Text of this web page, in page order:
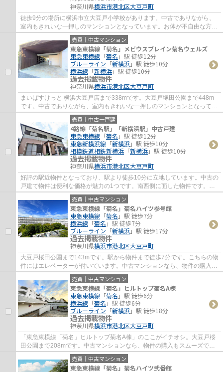
神奈川県横浜市港北区大豆戸町
徒歩9分の場所に横浜市立大豆戸小学校があります。中古でありながら、
室内もきれいな一押しのマンションとなっています。お体が不自由な方で
も、エレベーター付きの物件なので昇り降り...
売買｜中古マンション
東急東横線「菊名」メビウスブレイン菊名ウェルズ
東急東横線 「菊名 」駅 徒歩12分
ブルーライン 「新横浜」駅 徒歩10分
横浜線 「新横浜」駅 徒歩10分
過去掲載物件
神奈川県横浜市港北区大豆戸町
まいばすけっと 横浜大豆戸店まで338mです。大豆戸塚田公園まで448m
です。中古でありながら、室内もきれいな一押しのマンションとなってい
ます。内装と天井を離す二重天井なので上階の...
売買｜中古一戸建
4路線「菊名駅」「新横浜駅」中古戸建
東急東横線 「菊名 」駅 徒歩12分
東急新横浜線 「新横浜」駅 徒歩10分
相模鉄道相鉄新横浜 「新横浜」駅 徒歩10分
過去掲載物件
神奈川県横浜市港北区大豆戸町
好評の駅近物件となっており、駅より徒歩10分に立地しています。中古の
戸建て物件は便利な価格が魅力の1つです。南西側に面した物件です。不
動産をお探しなら、当社をご用命ください。...
売買｜中古マンション
東急東横線「菊名」菊名ハイツ参号館
東急東横線 「菊名 」駅 徒歩7分
横浜線 「菊名 」駅 徒歩7分
ブルーライン 「新横浜」駅 徒歩17分
過去掲載物件
神奈川県横浜市港北区大豆戸町
大豆戸桜田公園まで143mです。駅から物件まで徒歩7分です。こちらの物
件にはエレベーターが付いています。中古マンションなら、物件の購入も
スムーズです。当社は確かな不動産情報をご...
売買｜中古マンション
東急東横線「菊名」ヒルトップ菊名A棟
東急東横線 「菊名 」駅 徒歩6分
横浜線 「菊名 」駅 徒歩6分
ブルーライン 「新横浜」駅 徒歩18分
過去掲載物件
神奈川県横浜市港北区大豆戸町
「東急東横線「菊名」ヒルトップ菊名A棟」のここがイチオシ。大豆戸桜
田公園まで208mです。中古マンションなら、物件の購入もスムーズで
す。駅から徒歩6分圏内に立地しています。不動...
売買｜中古マンション
東急東横線「菊名」菊名ハイツ弐番館